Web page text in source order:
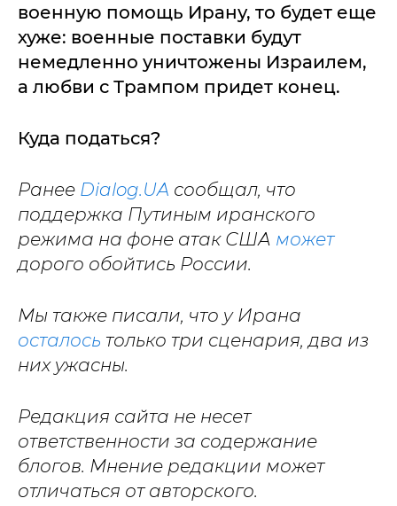
военную помощь Ирану, то будет еще
хуже: военные поставки будут
немедленно уничтожены Израилем,
а любви с Трампом придет конец.
Куда податься?
Ранее Dialog.UA сообщал, что
поддержка Путиным иранского
режима на фоне атак США может
дорого обойтись России.
Мы также писали, что у Ирана
осталось только три сценария, два из
них ужасны.
Редакция сайта не несет
ответственности за содержание
блогов. Мнение редакции может
отличаться от авторского.